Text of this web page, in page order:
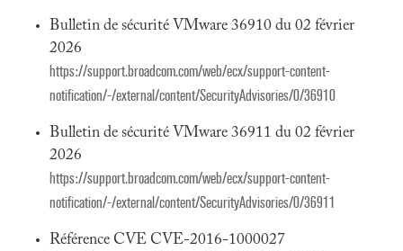
Bulletin de sécurité VMware 36910 du 02 février
2026
https://support.broadcom.com/web/ecx/support-content-
notification/-/external/content/SecurityAdvisories/0/36910
Bulletin de sécurité VMware 36911 du 02 février
2026
https://support.broadcom.com/web/ecx/support-content-
notification/-/external/content/SecurityAdvisories/0/36911
Référence CVE CVE-2016-1000027